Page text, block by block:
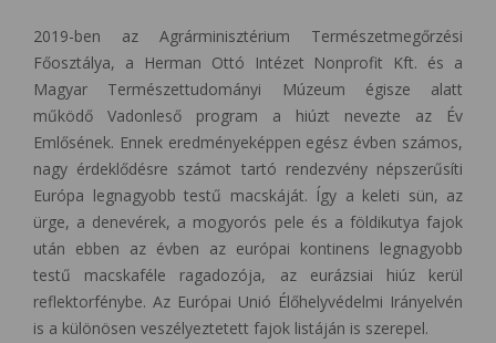
2019-ben az Agrárminisztérium Természetmegőrzési
Főosztálya, a Herman Ottó Intézet Nonprofit Kft. és a
Magyar Természettudományi Múzeum égisze alatt
működő Vadonleső program a hiúzt nevezte az Év
Emlősének. Ennek eredményeképpen egész évben számos,
nagy érdeklődésre számot tartó rendezvény népszerűsíti
Európa legnagyobb testű macskáját. Így a keleti sün, az
ürge, a denevérek, a mogyorós pele és a földikutya fajok
után ebben az évben az európai kontinens legnagyobb
testű macskaféle ragadozója, az eurázsiai hiúz kerül
reflektorfénybe. Az Európai Unió Élőhelyvédelmi Irányelvén
is a különösen veszélyeztetett fajok listáján is szerepel.